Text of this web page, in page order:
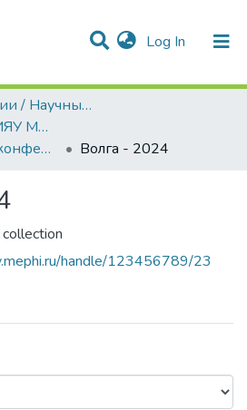
Log In (current)
& Collections
Statistics
of DSpace
Конференции / Научные семинары
Конференции НИЯУ МИФИ
Международная конференция молодых специалистов, ученых и аспирантов по физике ядерных реакторов (ВОЛГА)
Волга - 2024
handle/123456789/23